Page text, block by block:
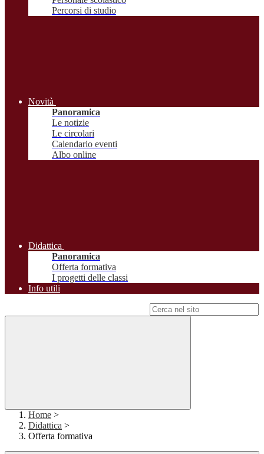
Percorsi di studio
Novità
Panoramica
Le notizie
Le circolari
Calendario eventi
Albo online
Didattica
Panoramica
Offerta formativa
I progetti delle classi
Info utili
Home >
Didattica >
Offerta formativa